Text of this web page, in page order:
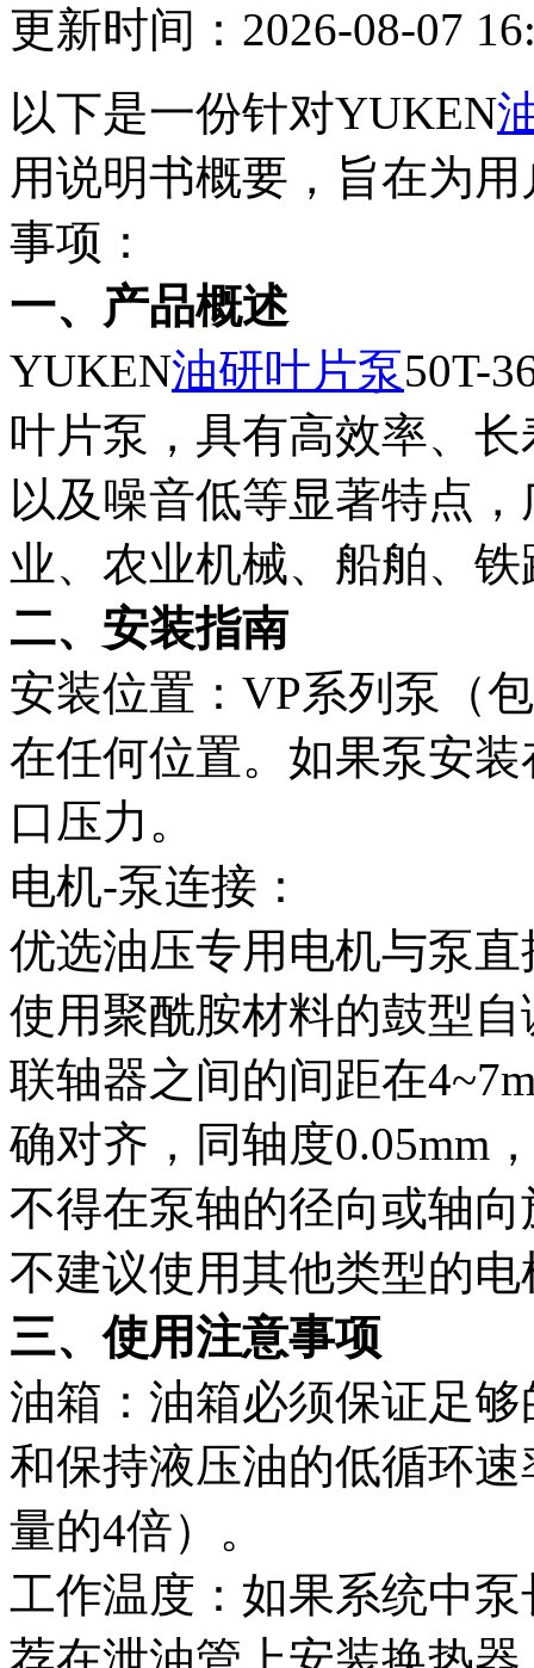
更新时间：2026-08-07
以下是一份针对YUKEN
用说明书概要，旨在为
事项：
一、产品概述
YUKEN油研叶片泵50T-
叶片泵，具有高效率、
以及噪音低等显著特点
业、农业机械、船舶、
二、安装指南
安装位置：VP系列泵（
在任何位置。如果泵安
口压力。
电机-泵连接：
优选油压专用电机与泵
使用聚酰胺材料的鼓型
联轴器之间的间距在
确对齐，同轴度0.05mm
不得在泵轴的径向或轴
不建议使用其他类型的
三、使用注意事项
油箱：油箱必须保证足
和保持液压油的低循环
量的4倍）。
工作温度：如果系统中